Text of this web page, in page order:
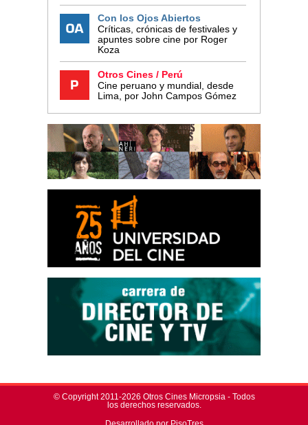
Con los Ojos Abiertos
Críticas, crónicas de festivales y
apuntes sobre cine por Roger
Koza
Otros Cines / Perú
Cine peruano y mundial, desde
Lima, por John Campos Gómez
© Copyright 2011-2026 Otros Cines Micropsia - Todos
los derechos reservados.